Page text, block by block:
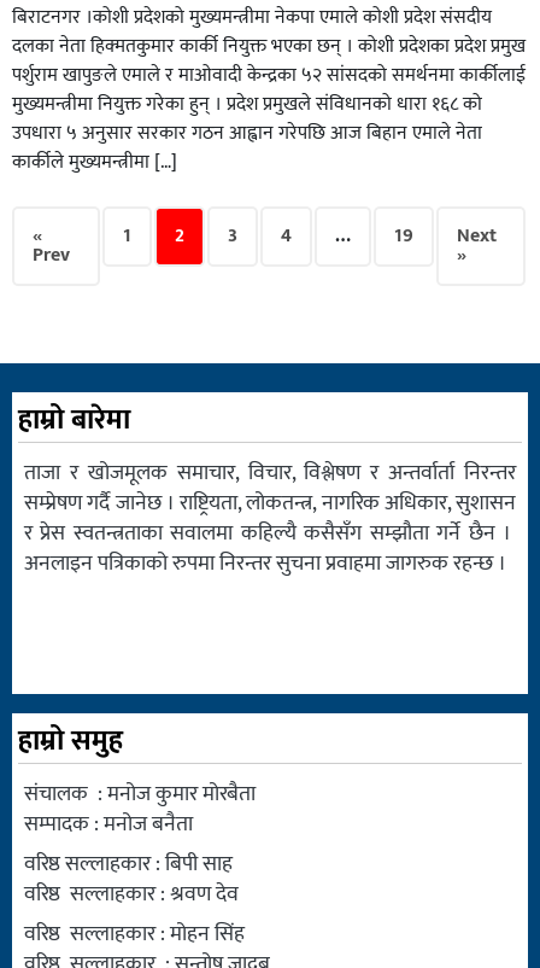
बिराटनगर ।कोशी प्रदेशको मुख्यमन्त्रीमा नेकपा एमाले कोशी प्रदेश संसदीय
दलका नेता हिक्मतकुमार कार्की नियुक्त भएका छन् । कोशी प्रदेशका प्रदेश प्रमुख
पर्शुराम खापुङले एमाले र माओवादी केन्द्रका ५२ सांसदको समर्थनमा कार्कीलाई
मुख्यमन्त्रीमा नियुक्त गरेका हुन् । प्रदेश प्रमुखले संविधानको धारा १६८ को
उपधारा ५ अनुसार सरकार गठन आह्वान गरेपछि आज बिहान एमाले नेता
कार्कीले मुख्यमन्त्रीमा […]
«
Prev
1 2 3 4 … 19 Next
»
हाम्रो बारेमा
ताजा र खोजमूलक समाचार, विचार, विश्लेषण र अन्तर्वार्ता निरन्तर
सम्प्रेषण गर्दै जानेछ । राष्ट्रियता, लोकतन्त्र, नागरिक अधिकार, सुशासन
र प्रेस स्वतन्त्रताका सवालमा कहिल्यै कसैसँग सम्झौता गर्ने छैन ।
अनलाइन पत्रिकाको रुपमा निरन्तर सुचना प्रवाहमा जागरुक रहन्छ ।
हाम्रो समुह
संचालक : मनोज कुमार मोरबैता
सम्पादक : मनोज बनैता
वरिष्ठ सल्लाहकार : बिपी साह
वरिष्ठ सल्लाहकार : श्रवण देव
वरिष्ठ सल्लाहकार : मोहन सिंह